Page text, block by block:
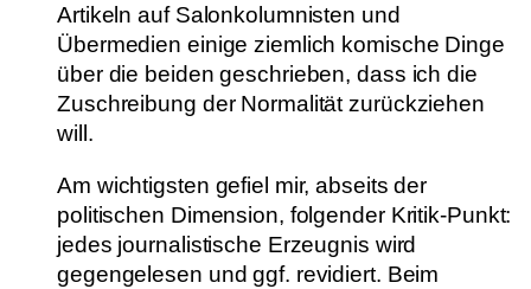
Artikeln auf Salonkolumnisten und
Übermedien einige ziemlich komische Dinge
über die beiden geschrieben, dass ich die
Zuschreibung der Normalität zurückziehen
will.
Am wichtigsten gefiel mir, abseits der
politischen Dimension, folgender Kritik-Punkt:
jedes journalistische Erzeugnis wird
gegengelesen und ggf. revidiert. Beim